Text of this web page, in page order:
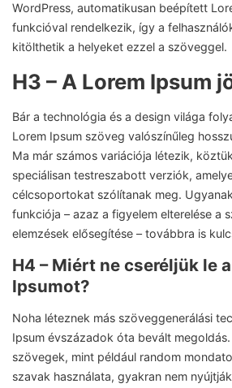
WordPress, automatikusan beépített
funkcióval rendelkezik, így a
kitölthetik a helyeket ezzel a szöveggel.
H3 – A Lorem Ipsum
Bár a technológia és a design világa
Lorem Ipsum szöveg valószínűleg
Ma már számos variációja létezik,
speciálisan testreszabott verziók,
célcsoportokat szólítanak meg.
funkciója – azaz a figyelem elterelése a
elemzések elősegítése – továbbra is
H4 – Miért ne cseréljük le
Ipsumot?
Noha léteznek más szöveggenerálási
Ipsum évszázadok óta bevált
szövegek, mint például random
szavak használata, gyakran nem